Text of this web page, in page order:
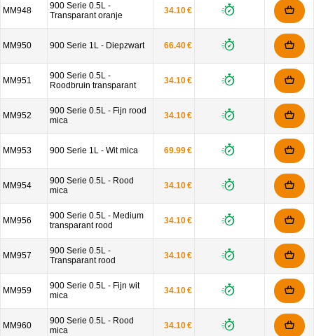
MM948
900 Serie 0.5L -
Transparant oranje
34.10 €
MM950 900 Serie 1L - Diepzwart 66.40 €
MM951
900 Serie 0.5L -
Roodbruin transparant
34.10 €
MM952
900 Serie 0.5L - Fijn rood
mica
34.10 €
MM953 900 Serie 1L - Wit mica 69.99 €
MM954
900 Serie 0.5L - Rood
mica
34.10 €
MM956
900 Serie 0.5L - Medium
transparant rood
34.10 €
MM957
900 Serie 0.5L -
Transparant rood
34.10 €
MM959
900 Serie 0.5L - Fijn wit
mica
34.10 €
MM960
900 Serie 0.5L - Rood
mica
34.10 €